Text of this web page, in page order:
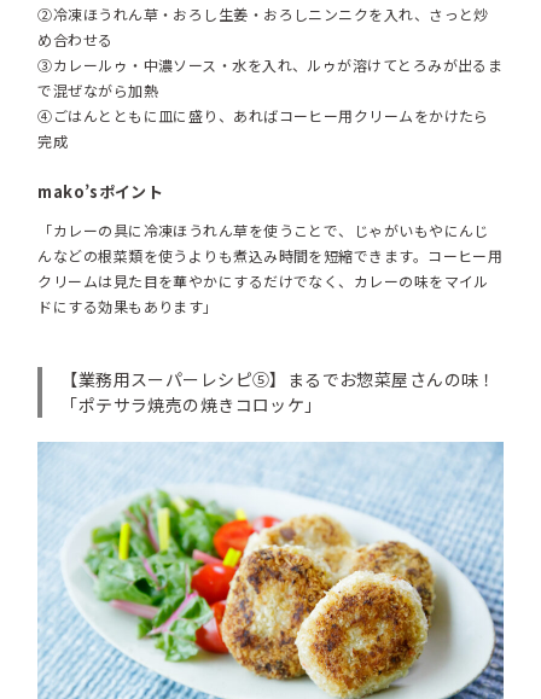
②冷凍ほうれん草・おろし生姜・おろしニンニクを入れ、さっと炒
め合わせる
③カレールゥ・中濃ソース・水を入れ、ルゥが溶けてとろみが出るま
で混ぜながら加熱
④ごはんとともに皿に盛り、あればコーヒー用クリームをかけたら
完成
mako’sポイント
「カレーの具に冷凍ほうれん草を使うことで、じゃがいもやにんじ
んなどの根菜類を使うよりも煮込み時間を短縮できます。コーヒー用
クリームは見た目を華やかにするだけでなく、カレーの味をマイル
ドにする効果もあります」
【業務用スーパーレシピ⑤】まるでお惣菜屋さんの味！
「ポテサラ焼売の焼きコロッケ」